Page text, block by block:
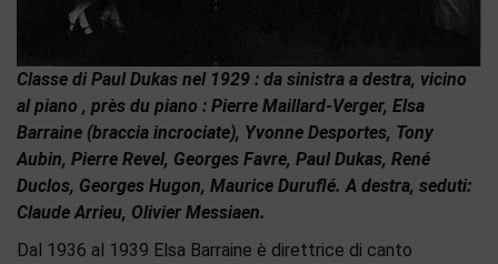
Classe di Paul Dukas nel 1929 : da sinistra a destra, vicino
al piano , près du piano : Pierre Maillard-Verger, Elsa
Barraine (braccia incrociate), Yvonne Desportes, Tony
Aubin, Pierre Revel, Georges Favre, Paul Dukas, René
Duclos, Georges Hugon, Maurice Duruflé. A destra, seduti:
Claude Arrieu, Olivier Messiaen.
Dal 1936 al 1939 Elsa Barraine è direttrice di canto